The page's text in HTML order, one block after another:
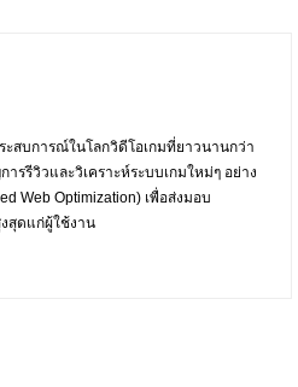
สบการณ์ในโลกวิดีโอเกมที่ยาวนานกว่า
รรีวิวและวิเคราะห์ระบบเกมใหม่ๆ อย่าง
Web Optimization) เพื่อส่งมอบ
สุดแก่ผู้ใช้งาน